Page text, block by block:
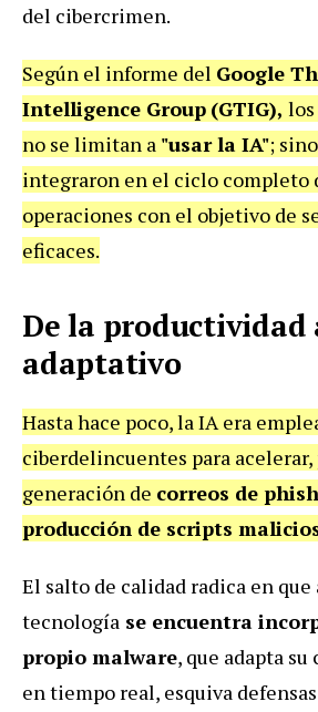
del cibercrimen.
Según el informe del Google
Intelligence Group (GTIG),
no se limitan a "usar la IA";
integraron en el ciclo completo
operaciones con el objetivo de
eficaces.
De la productividad
adaptativo
Hasta hace poco, la IA era
ciberdelincuentes para
generación de correos de
producción de scripts
El salto de calidad radica en que
tecnología se encuentra
propio malware, que adapta
en tiempo real, esquiva